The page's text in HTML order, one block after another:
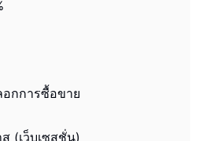
อกการซื้อขาย
(เว็บเซสชั่น)